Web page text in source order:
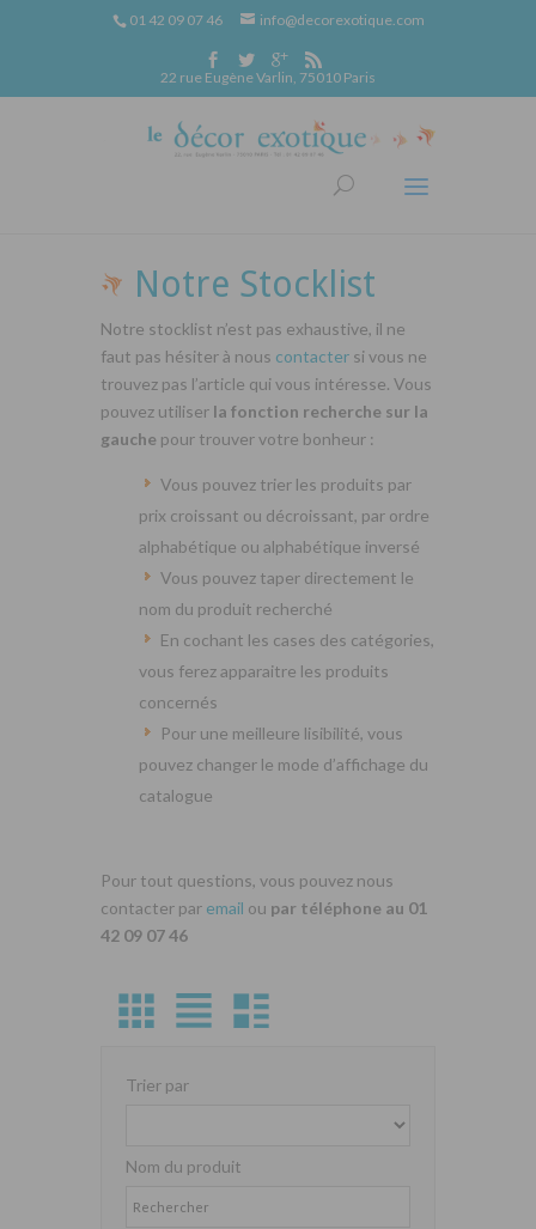
01 42 09 07 46 info@decorexotique.com
22 rue Eugène Varlin, 75010 Paris
Notre Stocklist
Notre stocklist n’est pas exhaustive, il ne
faut pas hésiter à nous contacter si vous ne
trouvez pas l’article qui vous intéresse. Vous
pouvez utiliser la fonction recherche sur la
gauche pour trouver votre bonheur :
Vous pouvez trier les produits par
prix croissant ou décroissant, par ordre
alphabétique ou alphabétique inversé
Vous pouvez taper directement le
nom du produit recherché
En cochant les cases des catégories,
vous ferez apparaitre les produits
concernés
Pour une meilleure lisibilité, vous
pouvez changer le mode d’affichage du
catalogue
Pour tout questions, vous pouvez nous
contacter par email ou par téléphone au 01
42 09 07 46
Trier par
Nom du produit